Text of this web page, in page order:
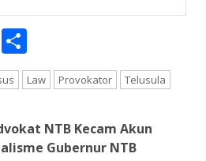
WhatsApp
Law Provokator Telusula
NTB Kecam Akun
Gubernur NTB